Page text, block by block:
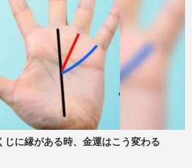
じに縁がある時、金運はこう変わる